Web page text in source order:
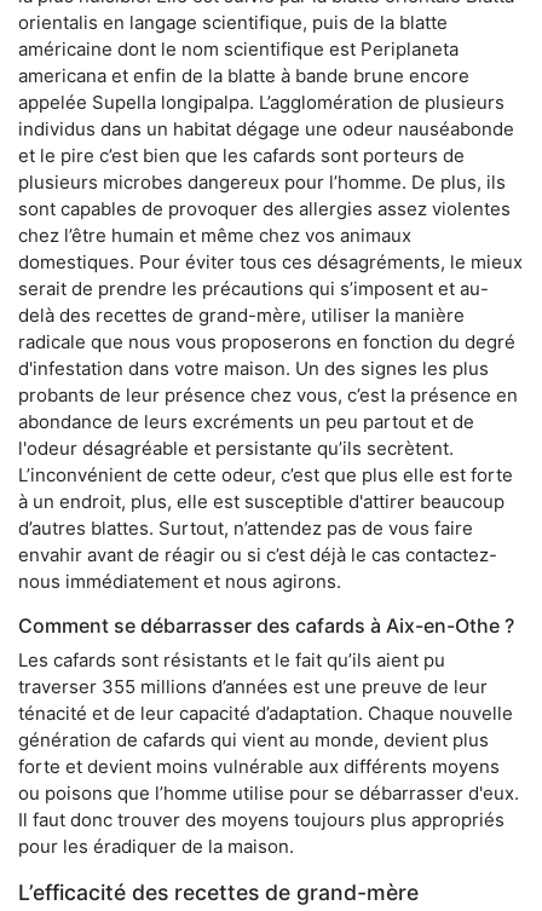
orientalis en langage scientifique, puis de la blatte
américaine dont le nom scientifique est Periplaneta
americana et enfin de la blatte à bande brune encore
appelée Supella longipalpa. L’agglomération de plusieurs
individus dans un habitat dégage une odeur nauséabonde
et le pire c’est bien que les cafards sont porteurs de
plusieurs microbes dangereux pour l’homme. De plus, ils
sont capables de provoquer des allergies assez violentes
chez l’être humain et même chez vos animaux
domestiques. Pour éviter tous ces désagréments, le mieux
serait de prendre les précautions qui s’imposent et au-
delà des recettes de grand-mère, utiliser la manière
radicale que nous vous proposerons en fonction du degré
d'infestation dans votre maison. Un des signes les plus
probants de leur présence chez vous, c’est la présence en
abondance de leurs excréments un peu partout et de
l'odeur désagréable et persistante qu’ils secrètent.
L’inconvénient de cette odeur, c’est que plus elle est forte
à un endroit, plus, elle est susceptible d'attirer beaucoup
d’autres blattes. Surtout, n’attendez pas de vous faire
envahir avant de réagir ou si c’est déjà le cas contactez-
nous immédiatement et nous agirons.
Comment se débarrasser des cafards à Aix-en-Othe ?
Les cafards sont résistants et le fait qu’ils aient pu
traverser 355 millions d’années est une preuve de leur
ténacité et de leur capacité d’adaptation. Chaque nouvelle
génération de cafards qui vient au monde, devient plus
forte et devient moins vulnérable aux différents moyens
ou poisons que l’homme utilise pour se débarrasser d'eux.
Il faut donc trouver des moyens toujours plus appropriés
pour les éradiquer de la maison.
L’efficacité des recettes de grand-mère